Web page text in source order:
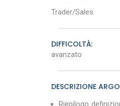
Trader/Sales
DIFFICOLTÀ:
avanzato
DESCRIZIONE
Riepilogo